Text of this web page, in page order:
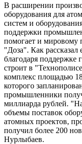
В расширении
оборудования для
систем и
поддержки
помогает и мировому
"Доза". Как
благодаря поддержке
строит в
комплекс площадью
которого
промышленники
миллиарда рублей.
объемы поставок
атомных проектов,
получил более 200
Нурлыбаев.